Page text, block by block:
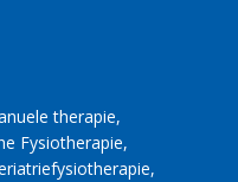
therapie
Fysiotherapie